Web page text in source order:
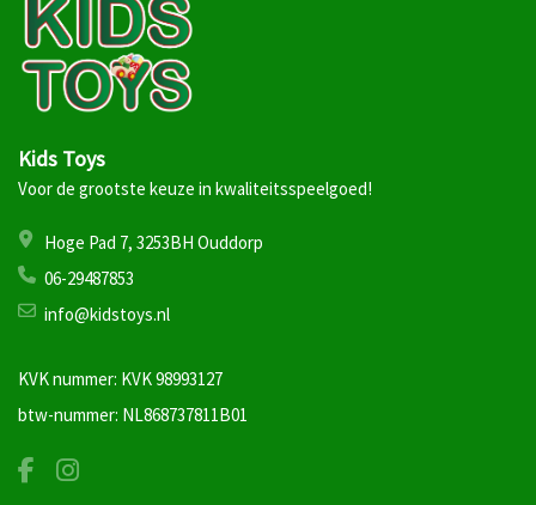
Kids Toys
Voor de grootste keuze in kwaliteitsspeelgoed!
Hoge Pad 7, 3253BH Ouddorp
06-29487853
info@kidstoys.nl
KVK nummer: KVK 98993127
btw-nummer: NL868737811B01